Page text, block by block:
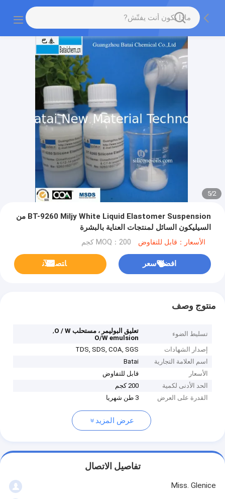
2
/
5
BT-9260 Miljy White Liquid Elastomer Suspension من
السيليكون السائل لمنتجات العناية بالبشرة
الأسعار：قابل للتفاوض MOQ：200 كجم
افضل سعر ﺎﺘﺼﻟ ﺍﻶﻧ
منتوج وصف
تسليط الضوء تعليق البوليمر ، مستحلب O / W
,
O/W emulsion
إصدار الشهادات
TDS, SDS, COA, SGS
اسم العلامة التجارية
Batai
الأسعار
قابل للتفاوض
الحد الأدنى لكمية
200 كجم
القدرة على العرض
3 طن شهريا
عرض المزيد
تفاصيل الاتصال
Miss. Glenice